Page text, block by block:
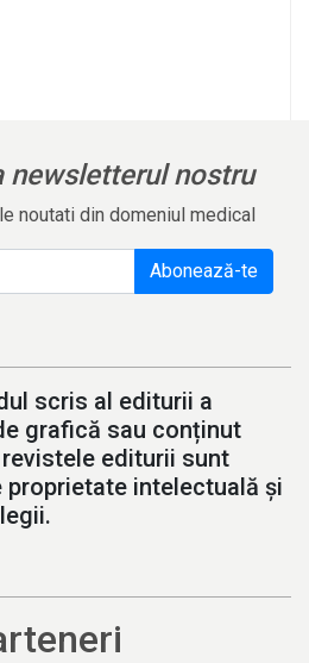
newsletterul nostru
noutati din domeniul medical
Abonează-te
scris al editurii a
grafică sau conținut
editurii sunt
intelectuală și